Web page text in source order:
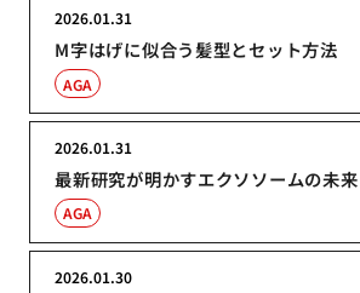
M字はげに似合う髪型とセット方法
2026.01.31
AGA
最新研究が明かすエクソソームの未来
2026.01.31
AGA
2026.01.30